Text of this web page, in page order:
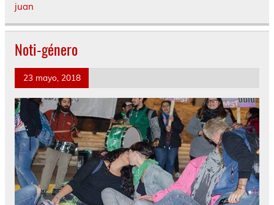
juan
Noti-género
23 mayo, 2018